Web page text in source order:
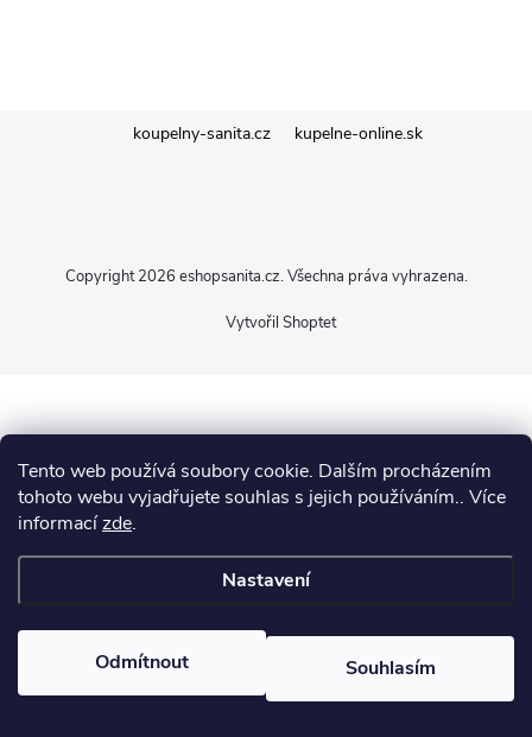
Tento web používá soubory cookie. Dalším procházením
tohoto webu vyjadřujete souhlas s jejich používáním.. Více
informacízde.
Nastavení
Odmítnout Souhlasím
í
koupelny-sanita.cz kupelne-online.sk
Vytvořil Shoptet
Copyright 2026 eshopsanita.cz. Všechna práva vyhrazena.